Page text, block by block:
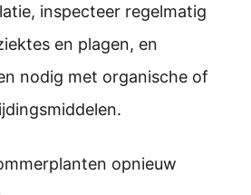
inspecteer regelmatig
en plagen, en
nodig met organische of
opnieuw